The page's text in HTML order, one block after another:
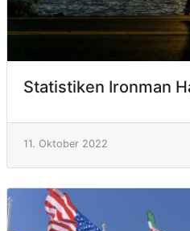
Statistiken Ironman
11. Oktober 2022